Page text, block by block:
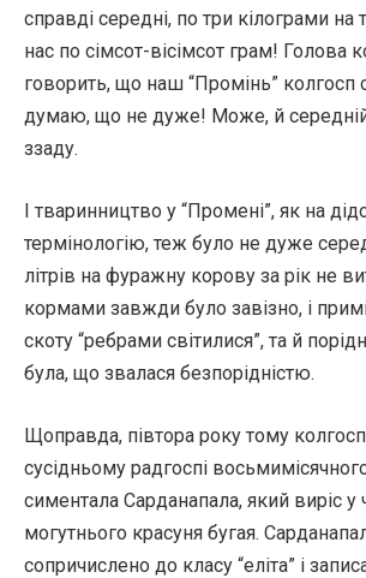
справді середні, по три кілограми на
нас по сімсот-вісімсот грам! Голова
говорить, що наш “Промінь” колгосп
думаю, що не дуже! Може, й
ззаду.
І тваринництво у “Промені”, як на
термінологію, теж було не дуже
літрів на фуражну корову за рік не
кормами завжди було завізно, і
скоту “ребрами світилися”, та й
була, що звалася безпорідністю.
Щоправда, півтора року тому
сусідньому радгоспі
симентала Сарданапала, який виріс у
могутнього красуня бугая.
сопричислено до класу “еліта” і